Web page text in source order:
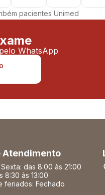
pacientes Unimed
WhatsApp
Atendimento
das 8:00 às 21:00
8:30 às 13:00
feriados: Fechado